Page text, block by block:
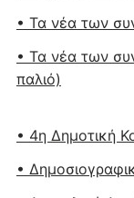
• Τα νέα των
• Τα νέα των
παλιό)
• 4η Δημοτική
•